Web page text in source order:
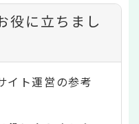
役に立ちまし
イト運営の参考